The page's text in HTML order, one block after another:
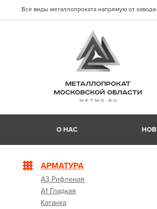
Все виды металлопроката напрямую от
О НАС
АРМАТУРА
А3 Рифленая
А1 Гладкая
Катанка